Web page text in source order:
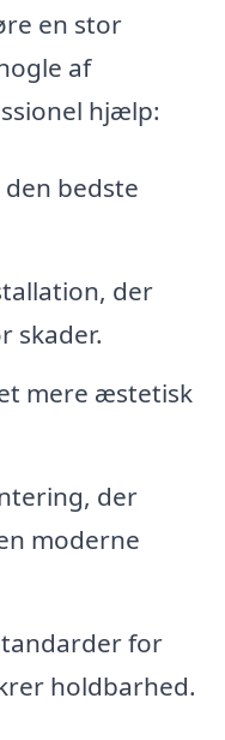
en stor
af
hjælp:
bedste
der
skader.
mere æstetisk
der
moderne
for
holdbarhed.